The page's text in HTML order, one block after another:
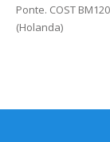
Ponte. COST
(Holanda)